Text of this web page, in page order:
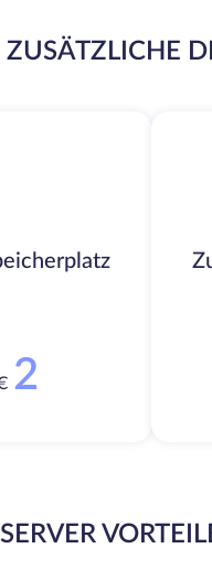
ZUSÄTZLICHE
2